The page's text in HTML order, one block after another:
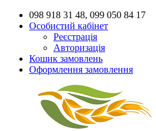
098 918 31 48, 099 050 84 17
Особистий кабінет
Реєстрація
Авторизація
Кошик замовлень
Оформлення замовлення